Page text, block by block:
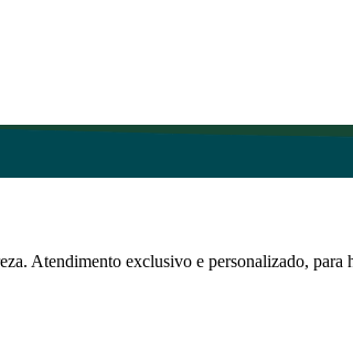
Atendimento exclusivo e personalizado, para